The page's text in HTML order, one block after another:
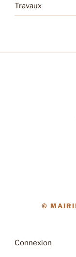
Travaux
©
Connexion